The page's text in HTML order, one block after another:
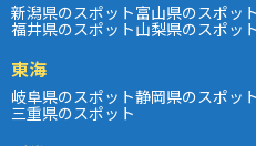
新潟県のスポット富山県のスポット
福井県のスポット山梨県のスポット
東海
岐阜県のスポット静岡県のスポット
三重県のスポット